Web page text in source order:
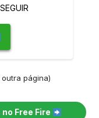
página)
Free Fire